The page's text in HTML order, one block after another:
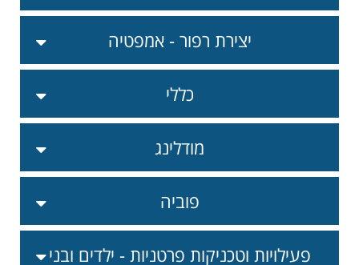
יצירת רפור - אמפטיה
כללי
מודלינג
פוביה
פעילויות וטכניקות פרטניות - ילדים ובני